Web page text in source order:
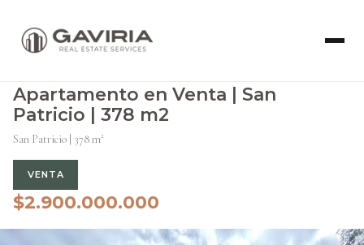
Apartamento en Venta | San
Patricio | 378 m2
San Patricio | 378 m²
VENTA
$2.900.000.000